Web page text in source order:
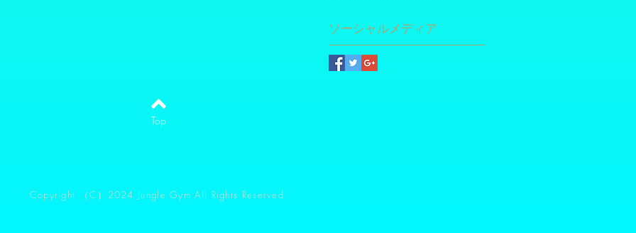
ソーシャルメディア
Top
​Copyright （C）2024 Jungle Gym All Rights Reserved.